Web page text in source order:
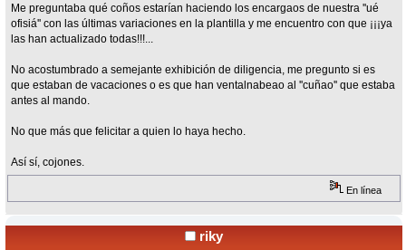
Me preguntaba qué coños estarían haciendo los encargaos de nuestra ''ué
ofisiá'' con las últimas variaciones en la plantilla y me encuentro con que ¡¡¡ya
las han actualizado todas!!!...
No acostumbrado a semejante exhibición de diligencia, me pregunto si es
que estaban de vacaciones o es que han ventalnabeao al ''cuñao'' que estaba
antes al mando.
No que más que felicitar a quien lo haya hecho.
Así sí, cojones.
En línea
riky